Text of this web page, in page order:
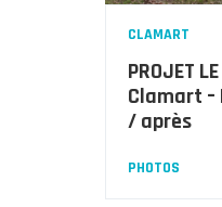
CLAMART
PROJET
Clamart
/ après
PHOTOS